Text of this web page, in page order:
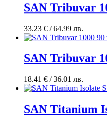
SAN Tribuvar
33.23 € / 64.99 лв.
SAN Tribuvar
18.41 € / 36.01 лв.
SAN Titanium